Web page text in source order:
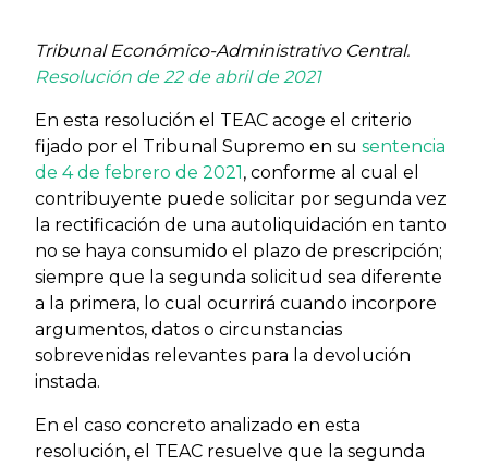
Tribunal Económico-Administrativo Central.
Resolución de 22 de abril de 2021
En esta resolución el TEAC acoge el criterio
fijado por el Tribunal Supremo en su sentencia
de 4 de febrero de 2021, conforme al cual el
contribuyente puede solicitar por segunda vez
la rectificación de una autoliquidación en tanto
no se haya consumido el plazo de prescripción;
siempre que la segunda solicitud sea diferente
a la primera, lo cual ocurrirá cuando incorpore
argumentos, datos o circunstancias
sobrevenidas relevantes para la devolución
instada.
En el caso concreto analizado en esta
resolución, el TEAC resuelve que la segunda